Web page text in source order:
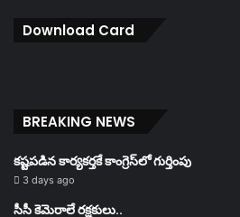
Download Card
BREAKING NEWS
కష్టపడిన కార్యకర్తకే కాంగ్రెస్‌లో గుర్తింపు
3 days ago
సీసీ కెమెరాలే రక్షకులు..